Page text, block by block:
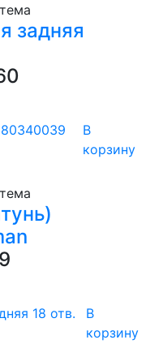
задняя
В
корзину
В
корзину